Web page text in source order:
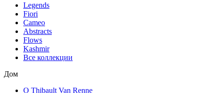
Legends
Fiori
Cameo
Abstracts
Flows
Kashmir
Все коллекции
Дом
О Thibault Van Renne